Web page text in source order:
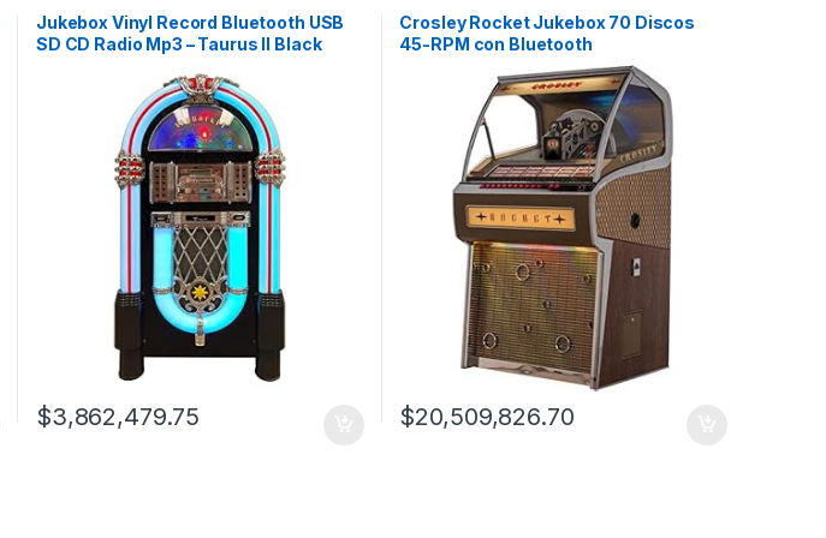
Jukebox Vinyl Record Bluetooth USB
SD CD Radio Mp3 – Taurus II Black
$3,862,479.75
Crosley Rocket Jukebox 70 Discos
45-RPM con Bluetooth
$20,509,826.70